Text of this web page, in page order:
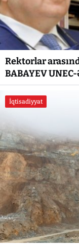
Rektorlar
BABAYEV
İqtisadiyyat